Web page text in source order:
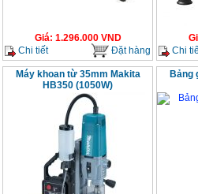
Giá: 1.296.000VND
Chi tiết
Đặt hàng
Chi
Máy khoan từ 35mm Makita
HB350 (1050W)
Bảng